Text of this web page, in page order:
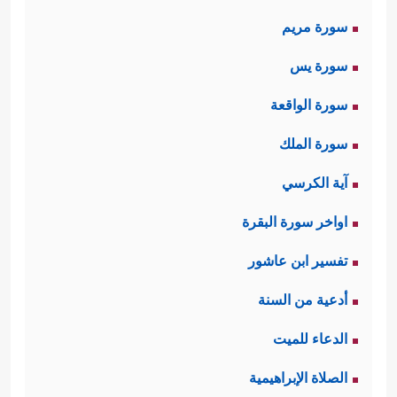
ثلاث صفات ربَّانية: الحكمة، والعزَّة،
والرحمة، وهذه صفاتٌ كامِلةٌ مُتكاملةٌ،
عبَّرَت بشكلٍ واضِحٍ عن كمال هذه
الرسالة، فهي رسالةُ العلم والحكمة:
﴿وَٱلۡقُرۡءَانِ ٱلۡحَكِیمِ﴾
والرحمة:
﴿تَنزِیلَ ٱلۡعَزِیزِ ٱلرَّحِیمِ﴾
سورة مريم
سورة يس
سورة الواقعة
سورة الملك
آية الكرسي
اواخر سورة البقرة
تفسير ابن عاشور
أدعية من السنة
الدعاء للميت
الصلاة الإبراهيمية